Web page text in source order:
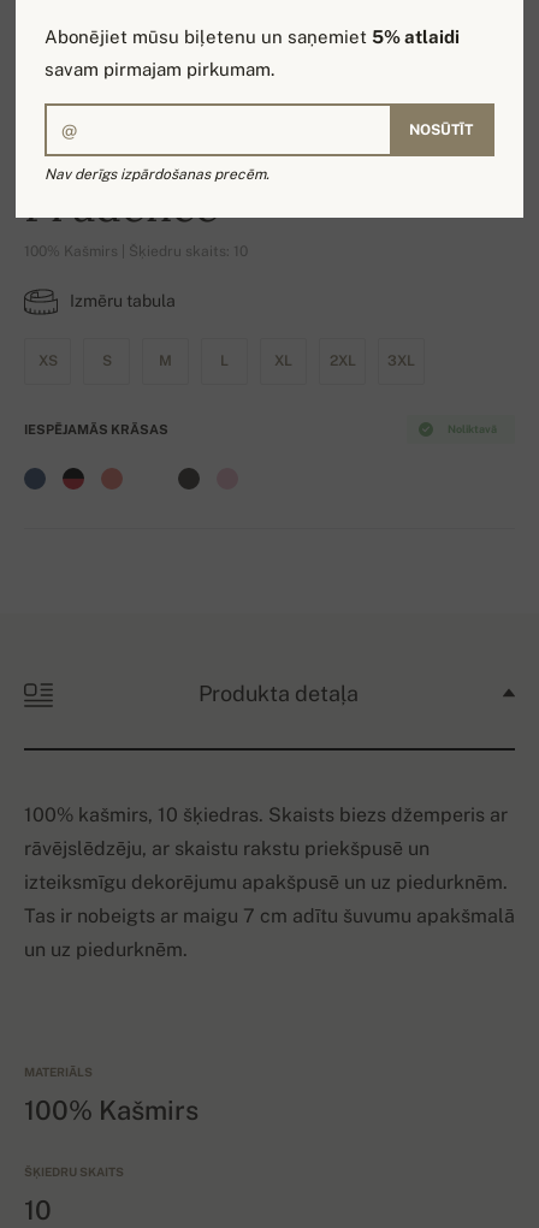
Prudence
100% Kašmirs | Šķiedru skaits: 10
Izmēru tabula
XS S M L XL 2XL 3XL
Noliktavā
IESPĒJAMĀS KRĀSAS
Produkta detaļa
100% kašmirs, 10 šķiedras. Skaists biezs džemperis ar
rāvējslēdzēju, ar skaistu rakstu priekšpusē un
izteiksmīgu dekorējumu apakšpusē un uz piedurknēm.
Tas ir nobeigts ar maigu 7 cm adītu šuvumu apakšmalā
un uz piedurknēm.
MATERIĀLS
100% Kašmirs
ŠĶIEDRU SKAITS
10
Abonējiet mūsu biļetenu un saņemiet5% atlaidi
savam pirmajam pirkumam.
NOSŪTĪT
Nav derīgs izpārdošanas precēm.